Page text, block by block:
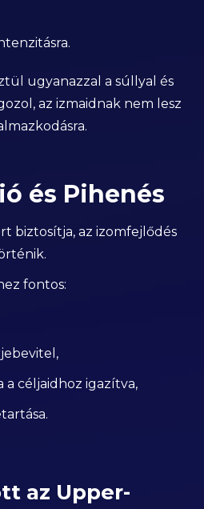
ugyanazzal a súllyal és
az izmaidnak nem lesz
és Pihenés
biztosítja, az izomfejlődés
fontos:
a céljaidhoz igazítva,
az Upper-